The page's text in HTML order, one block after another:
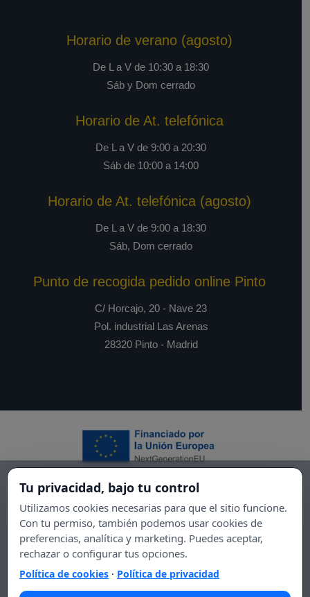
Horario de verano (agosto)
De L a V de 10:30 a 18:30
Sáb y Dom cerrado
Horario de At. telefónica
De L a V de 9:00 a 20:30
Sáb de 10:00 a 14:00
Horario de At. telefónica (agosto)
De L a V de 9:00 a 18:30
Sáb, Dom cerrado
Punto de recogida pedido online Pinto
C/ Horcajo, 20 - Nave 23
Pol. industrial Las Arenas
28320 Pinto - Madrid
Tu privacidad, bajo tu control
Utilizamos cookies necesarias para que el sitio funcione.
Con tu permiso, también podemos usar cookies de
preferencias, analítica y marketing. Puedes aceptar,
rechazar o configurar tus opciones.
Política de cookies · Política de privacidad